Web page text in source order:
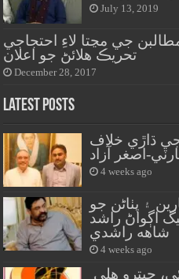
July 13, 2019
جي مڃتا لاءِ احتجاجي
تحريڪ هلائڻ جو اعلان
December 28, 2017
Latest Posts
ڌاڙي خلاف
اصغر آزاد
4 weeks ago
۽ پٺاڻن جو
اڳواڻ راشد
شاهه راشدي
4 weeks ago